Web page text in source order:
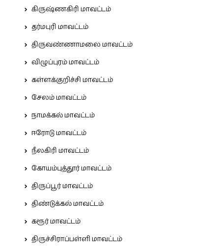
கிருஷ்ணகிரி மாவட்டம்
தர்மபுரி மாவட்டம்
திருவண்ணாமலை மாவட்டம்
விழுப்புரம் மாவட்டம்
கள்ளக்குறிச்சி மாவட்டம்
சேலம் மாவட்டம்
நாமக்கல் மாவட்டம்
ஈரோடு மாவட்டம்
நீலகிரி மாவட்டம்
கோயம்புத்தூர் மாவட்டம்
திருப்பூர் மாவட்டம்
திண்டுக்கல் மாவட்டம்
கரூர் மாவட்டம்
திருச்சிராப்பள்ளி மாவட்டம்